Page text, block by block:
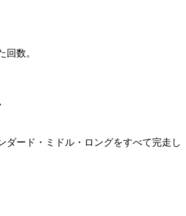
回数。
ダード・ミドル・ロングをすべて完走し